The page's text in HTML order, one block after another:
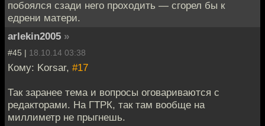
побоялся сзади него проходить — сгорел бы к
едрени матери.
arlekin2005 »
#45 | 18.10.14 03:38
Кому: Korsar, #17
Так заранее тема и вопросы оговариваются с
редакторами. На ГТРК, так там вообще на
миллиметр не прыгнешь.